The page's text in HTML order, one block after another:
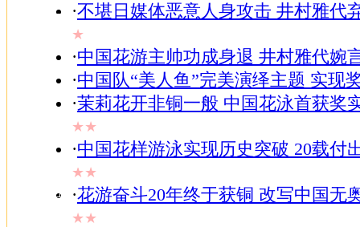
房产
ChinaRen
邮件
·不堪日媒体恶意人身攻击 井村雅代
★
·中国花游主帅功成身退 井村雅代婉
·中国队“美人鱼”完美演绎主题 实现
·茉莉花开非铜一般 中国花泳首获奖
★★
·中国花样游泳实现历史突破 20载付
★★
·花游奋斗20年终于获铜 改写中国无
★★